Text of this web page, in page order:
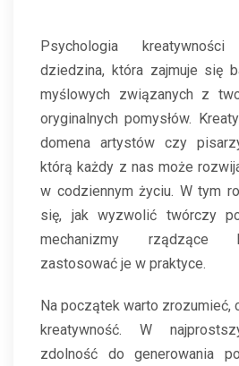
Psychologia
dziedzina, która zajmuje się
myślowych związanych z
oryginalnych pomysłów.
domena artystów czy
którą każdy z nas może
w codziennym życiu. W tym
się, jak wyzwolić twórczy
mechanizmy rządzące
zastosować je w praktyce.
Na początek warto zrozumieć,
kreatywność. W
zdolność do generowania